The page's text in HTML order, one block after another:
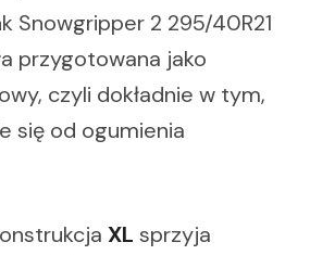
Snowgripper 2 295/40R21
przygotowana jako
czyli dokładnie w tym,
się od ogumienia
XL sprzyja